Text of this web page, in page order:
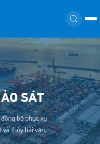
SÁT
bộ phục vụ
và thủy hải văn.